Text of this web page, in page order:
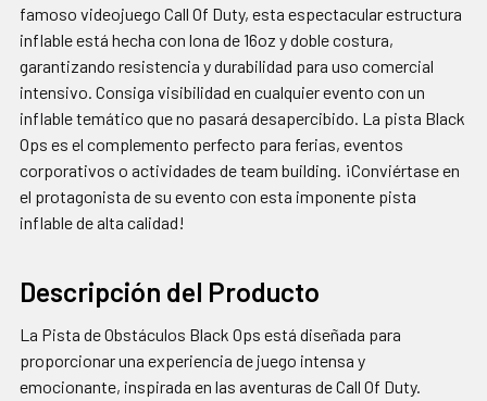
famoso videojuego Call Of Duty, esta espectacular estructura
inflable está hecha con lona de 16oz y doble costura,
garantizando resistencia y durabilidad para uso comercial
intensivo. Consiga visibilidad en cualquier evento con un
inflable temático que no pasará desapercibido. La pista Black
Ops es el complemento perfecto para ferias, eventos
corporativos o actividades de team building. ¡Conviértase en
el protagonista de su evento con esta imponente pista
inflable de alta calidad!
Descripción del Producto
La Pista de Obstáculos Black Ops está diseñada para
proporcionar una experiencia de juego intensa y
emocionante, inspirada en las aventuras de Call Of Duty.